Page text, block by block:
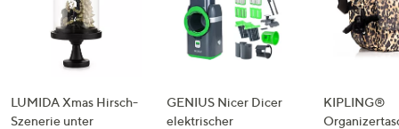
LUMIDA Xmas Hirsch-
Szenerie unter
GENIUS Nicer Dicer
elektrischer
KIPLING®